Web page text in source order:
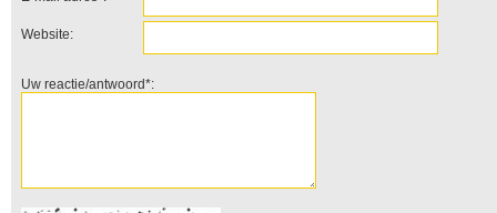
Website:
Uw reactie/antwoord*: